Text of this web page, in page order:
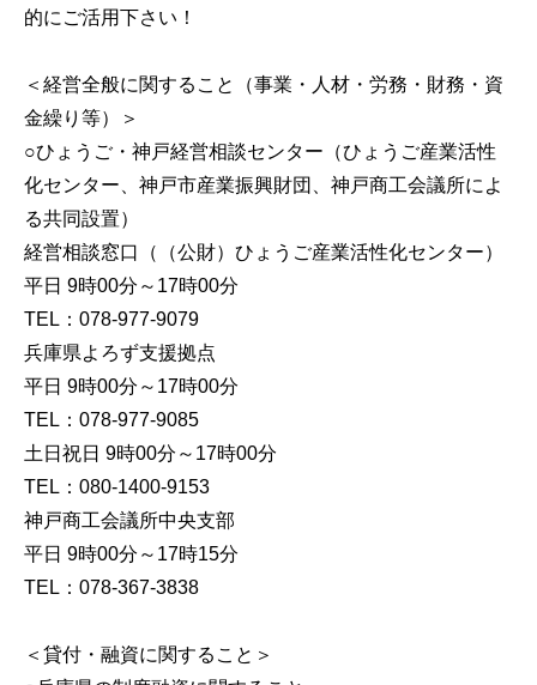
的にご活用下さい！
＜経営全般に関すること（事業・人材・労務・財務・資
金繰り等）＞
○ひょうご・神戸経営相談センター（ひょうご産業活性
化センター、神戸市産業振興財団、神戸商工会議所によ
る共同設置）
経営相談窓口（（公財）ひょうご産業活性化センター）
平日 9時00分～17時00分
TEL：078-977-9079
兵庫県よろず支援拠点
平日 9時00分～17時00分
TEL：078-977-9085
土日祝日 9時00分～17時00分
TEL：080-1400-9153
神戸商工会議所中央支部
平日 9時00分～17時15分
TEL：078-367-3838
＜貸付・融資に関すること＞